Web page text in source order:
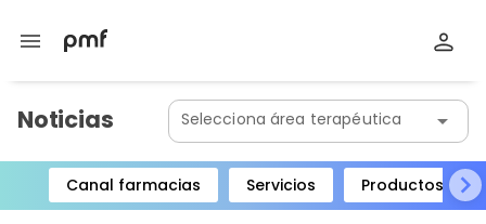
menu
Noticias Selecciona área terapéutica arrow_drop_down
Canal farmacias Servicios
Productos
Item